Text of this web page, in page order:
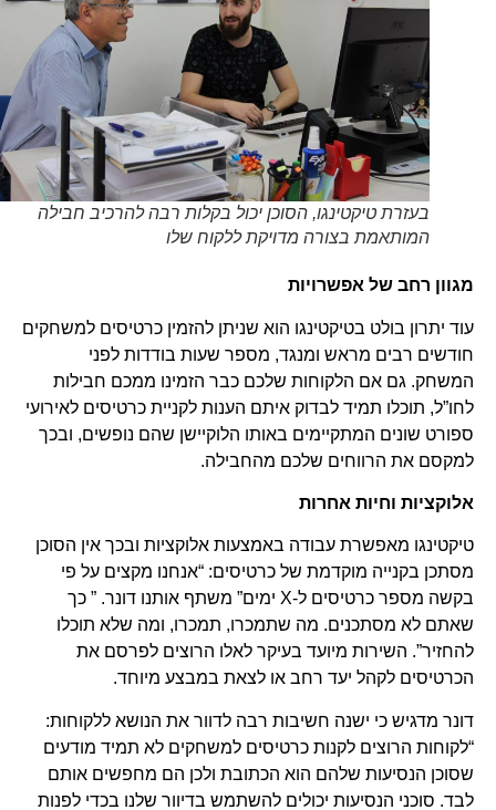
בעזרת טיקטינגו, הסוכן יכול בקלות רבה להרכיב חבילה
המותאמת בצורה מדויקת ללקוח שלו
מגוון רחב של אפשרויות
עוד יתרון בולט בטיקטינגו הוא שניתן להזמין כרטיסים למשחקים
חודשים רבים מראש ומנגד, מספר שעות בודדות לפני
המשחק. גם אם הלקוחות שלכם כבר הזמינו ממכם חבילות
לחו”ל, תוכלו תמיד לבדוק איתם הענות לקניית כרטיסים לאירועי
ספורט שונים המתקיימים באותו הלוקיישן שהם נופשים, ובכך
למקסם את הרווחים שלכם מהחבילה.
אלוקציות וחיות אחרות
טיקטינגו מאפשרת עבודה באמצעות אלוקציות ובכך אין הסוכן
מסתכן בקנייה מוקדמת של כרטיסים: “אנחנו מקצים על פי
בקשה מספר כרטיסים ל-X ימים” משתף אותנו דונר. ” כך
שאתם לא מסתכנים. מה שתמכרו, תמכרו, ומה שלא תוכלו
להחזיר”. השירות מיועד בעיקר לאלו הרוצים לפרסם את
הכרטיסים לקהל יעד רחב או לצאת במבצע מיוחד.
דונר מדגיש כי ישנה חשיבות רבה לדוור את הנושא ללקוחות:
“לקוחות הרוצים לקנות כרטיסים למשחקים לא תמיד מודעים
שסוכן הנסיעות שלהם הוא הכתובת ולכן הם מחפשים אותם
לבד. סוכני הנסיעות יכולים להשתמש בדיוור שלנו בכדי לפנות